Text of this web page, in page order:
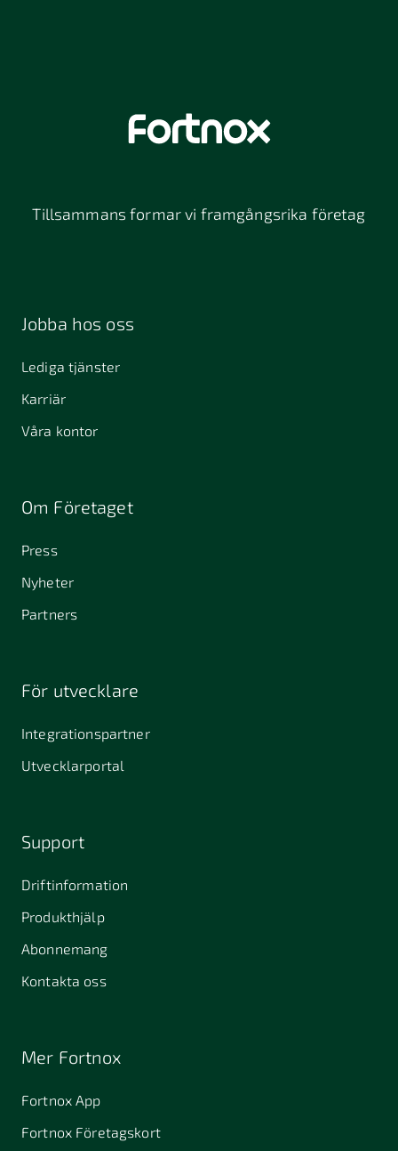
Tillsammans formar vi framgångsrika företag
Jobba hos oss
Lediga tjänster
Karriär
Våra kontor
Om Företaget
Press
Nyheter
Partners
För utvecklare
Integrationspartner
Utvecklarportal
Support
Driftinformation
Produkthjälp
Abonnemang
Kontakta oss
Mer Fortnox
Fortnox App
Fortnox Företagskort